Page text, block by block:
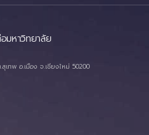
มหาวิทยาลัย
ทพ อ.เมือง จ.เชียงใหม่ 50200